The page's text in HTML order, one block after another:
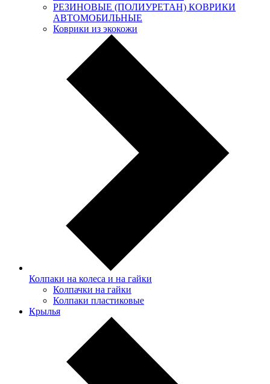
РЕЗИНОВЫЕ (ПОЛИУРЕТАН) КОВРИКИ
АВТОМОБИЛЬНЫЕ
Коврики из экокожи
Колпаки на колеса и на гайки
Колпачки на гайки
Колпаки пластиковые
Крылья